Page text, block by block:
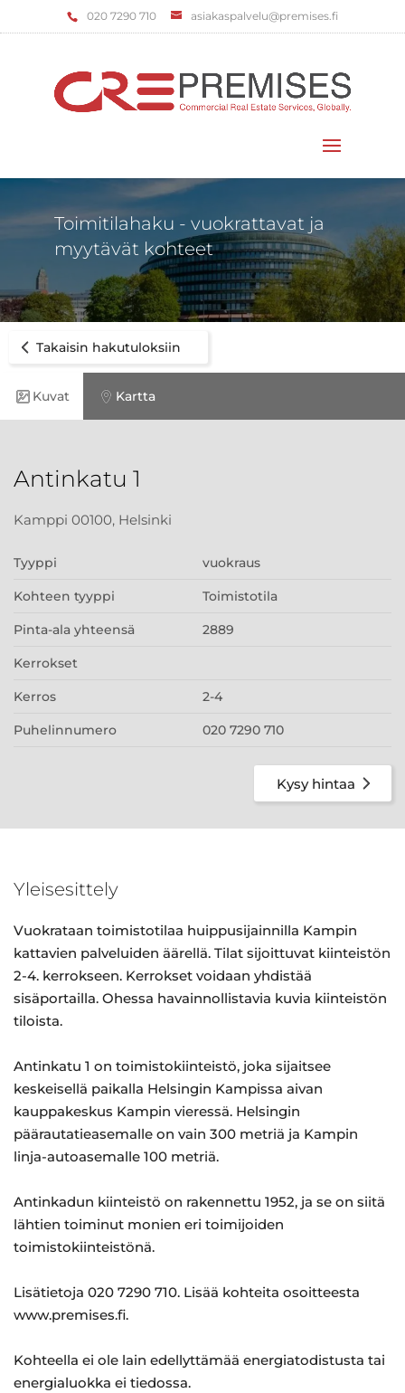
‌020 7290 710 asiakaspalvelu@premises.fi
Toimitilahaku - vuokrattavat ja
myytävät kohteet
Takaisin hakutuloksiin
Kuvat Kartta
Antinkatu 1
Kamppi 00100, Helsinki
Tyyppi vuokraus
Kohteen tyyppi Toimistotila
Pinta-ala yhteensä 2889
Kerrokset
Kerros 2-4
Puhelinnumero 020 7290 710
Kysy hintaa
Yleisesittely
Vuokrataan toimistotilaa huippusijainnilla Kampin
kattavien palveluiden äärellä. Tilat sijoittuvat kiinteistön
2-4. kerrokseen. Kerrokset voidaan yhdistää
sisäportailla. Ohessa havainnollistavia kuvia kiinteistön
tiloista.
Antinkatu 1 on toimistokiinteistö, joka sijaitsee
keskeisellä paikalla Helsingin Kampissa aivan
kauppakeskus Kampin vieressä. Helsingin
päärautatieasemalle on vain 300 metriä ja Kampin
linja-autoasemalle 100 metriä.
Antinkadun kiinteistö on rakennettu 1952, ja se on siitä
lähtien toiminut monien eri toimijoiden
toimistokiinteistönä.
Lisätietoja 020 7290 710. Lisää kohteita osoitteesta
www.premises.fi.
Kohteella ei ole lain edellyttämää energiatodistusta tai
energialuokka ei tiedossa.